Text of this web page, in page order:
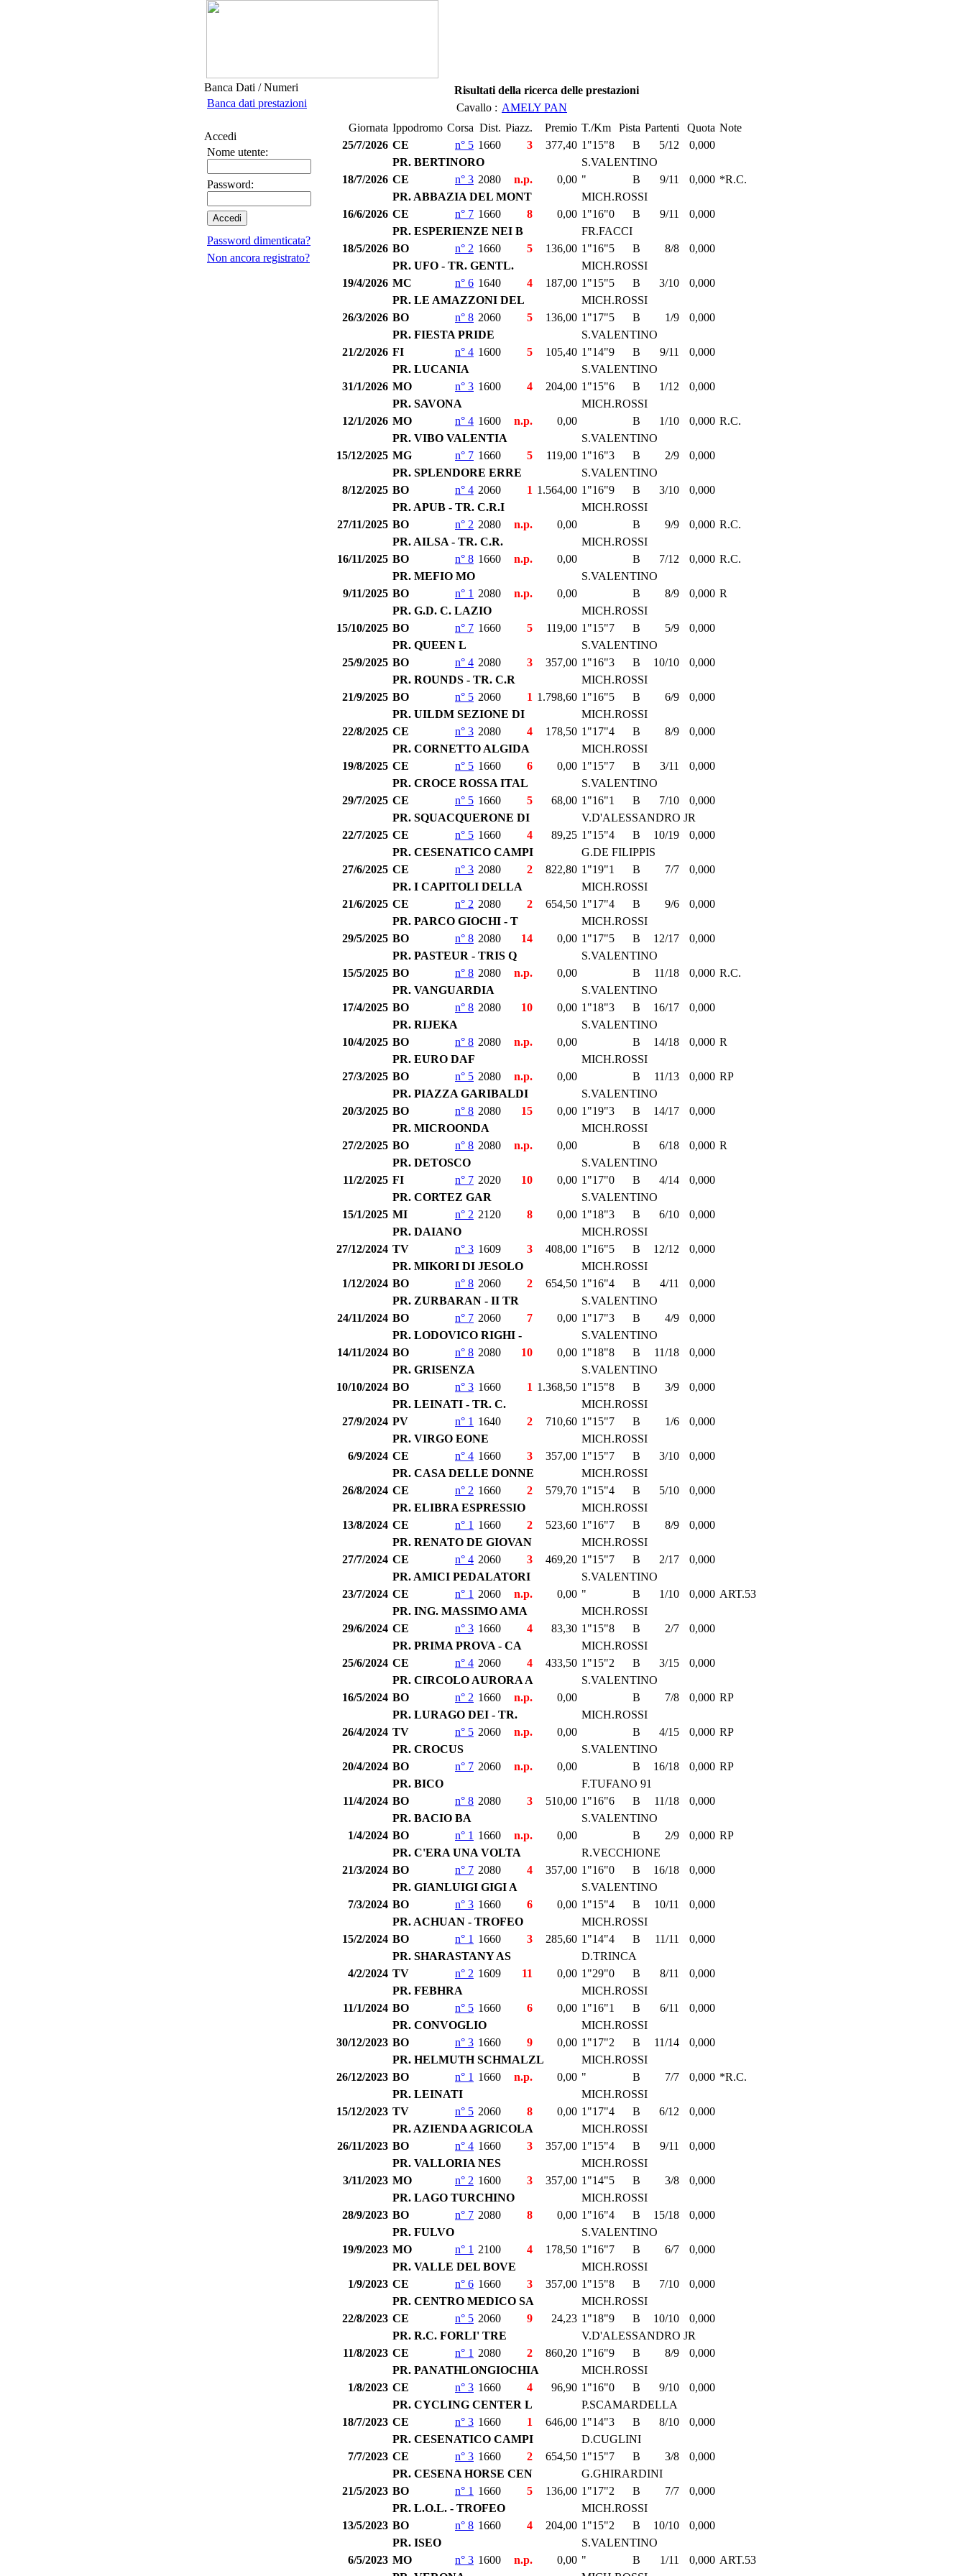
Banca Dati / Numeri
Banca dati prestazioni
Accedi
Nome utente:
Password:
Password dimenticata?
Non ancora registrato?
Risultati della ricerca delle prestazioni
Cavallo : AMELY PAN
Giornata Ippodromo Corsa Dist. Piazz. Premio T./Km Pista Partenti Quota Note
25/7/2026 CE n° 5 1660 3 377,40 1"15"8 B 5/12
0,000
PR. BERTINORO
S.VALENTINO
18/7/2026 CE n° 3 2080 n.p. 0,00 " B 9/11 0,000 *R.C.
PR. ABBAZIA DEL MONT
MICH.ROSSI
16/6/2026 CE n° 7 1660 8 0,00 1"16"0 B 9/11
0,000
PR. ESPERIENZE NEI B
FR.FACCI
18/5/2026 BO n° 2 1660 5 136,00 1"16"5 B 8/8
0,000
PR. UFO - TR. GENTL.
MICH.ROSSI
19/4/2026 MC n° 6 1640 4 187,00 1"15"5 B 3/10
0,000
PR. LE AMAZZONI DEL
MICH.ROSSI
26/3/2026 BO n° 8 2060 5 136,00 1"17"5 B 1/9
0,000
PR. FIESTA PRIDE
S.VALENTINO
21/2/2026 FI n° 4 1600 5 105,40 1"14"9 B 9/11
0,000
PR. LUCANIA
S.VALENTINO
31/1/2026 MO n° 3 1600 4 204,00 1"15"6 B 1/12
0,000
PR. SAVONA
MICH.ROSSI
12/1/2026 MO n° 4 1600 n.p. 0,00 B 1/10 0,000 R.C.
PR. VIBO VALENTIA
S.VALENTINO
15/12/2025 MG n° 7 1660 5 119,00 1"16"3 B 2/9
0,000
PR. SPLENDORE ERRE
S.VALENTINO
8/12/2025 BO n° 4 2060 1 1.564,00 1"16"9 B 3/10
0,000
PR. APUB - TR. C.R.I
MICH.ROSSI
27/11/2025 BO n° 2 2080 n.p. 0,00 B 9/9 0,000 R.C.
PR. AILSA - TR. C.R.
MICH.ROSSI
16/11/2025 BO n° 8 1660 n.p. 0,00 B 7/12 0,000 R.C.
PR. MEFIO MO
S.VALENTINO
9/11/2025 BO n° 1 2080 n.p. 0,00 B 8/9 0,000 R
PR. G.D. C. LAZIO
MICH.ROSSI
15/10/2025 BO n° 7 1660 5 119,00 1"15"7 B 5/9
0,000
PR. QUEEN L
S.VALENTINO
25/9/2025 BO n° 4 2080 3 357,00 1"16"3 B 10/10
0,000
PR. ROUNDS - TR. C.R
MICH.ROSSI
21/9/2025 BO n° 5 2060 1 1.798,60 1"16"5 B 6/9
0,000
PR. UILDM SEZIONE DI
MICH.ROSSI
22/8/2025 CE n° 3 2080 4 178,50 1"17"4 B 8/9
0,000
PR. CORNETTO ALGIDA
MICH.ROSSI
19/8/2025 CE n° 5 1660 6 0,00 1"15"7 B 3/11
0,000
PR. CROCE ROSSA ITAL
S.VALENTINO
29/7/2025 CE n° 5 1660 5 68,00 1"16"1 B 7/10
0,000
PR. SQUACQUERONE DI
V.D'ALESSANDRO JR
22/7/2025 CE n° 5 1660 4 89,25 1"15"4 B 10/19
0,000
PR. CESENATICO CAMPI
G.DE FILIPPIS
27/6/2025 CE n° 3 2080 2 822,80 1"19"1 B 7/7
0,000
PR. I CAPITOLI DELLA
MICH.ROSSI
21/6/2025 CE n° 2 2080 2 654,50 1"17"4 B 9/6
0,000
PR. PARCO GIOCHI - T
MICH.ROSSI
29/5/2025 BO n° 8 2080 14 0,00 1"17"5 B 12/17
0,000
PR. PASTEUR - TRIS Q
S.VALENTINO
15/5/2025 BO n° 8 2080 n.p. 0,00 B 11/18 0,000 R.C.
PR. VANGUARDIA
S.VALENTINO
17/4/2025 BO n° 8 2080 10 0,00 1"18"3 B 16/17
0,000
PR. RIJEKA
S.VALENTINO
10/4/2025 BO n° 8 2080 n.p. 0,00 B 14/18 0,000 R
PR. EURO DAF
MICH.ROSSI
27/3/2025 BO n° 5 2080 n.p. 0,00 B 11/13 0,000 RP
PR. PIAZZA GARIBALDI
S.VALENTINO
20/3/2025 BO n° 8 2080 15 0,00 1"19"3 B 14/17
0,000
PR. MICROONDA
MICH.ROSSI
27/2/2025 BO n° 8 2080 n.p. 0,00 B 6/18 0,000 R
PR. DETOSCO
S.VALENTINO
11/2/2025 FI n° 7 2020 10 0,00 1"17"0 B 4/14
0,000
PR. CORTEZ GAR
S.VALENTINO
15/1/2025 MI n° 2 2120 8 0,00 1"18"3 B 6/10
0,000
PR. DAIANO
MICH.ROSSI
27/12/2024 TV n° 3 1609 3 408,00 1"16"5 B 12/12
0,000
PR. MIKORI DI JESOLO
MICH.ROSSI
1/12/2024 BO n° 8 2060 2 654,50 1"16"4 B 4/11
0,000
PR. ZURBARAN - II TR
S.VALENTINO
24/11/2024 BO n° 7 2060 7 0,00 1"17"3 B 4/9
0,000
PR. LODOVICO RIGHI -
S.VALENTINO
14/11/2024 BO n° 8 2080 10 0,00 1"18"8 B 11/18
0,000
PR. GRISENZA
S.VALENTINO
10/10/2024 BO n° 3 1660 1 1.368,50 1"15"8 B 3/9
0,000
PR. LEINATI - TR. C.
MICH.ROSSI
27/9/2024 PV n° 1 1640 2 710,60 1"15"7 B 1/6
0,000
PR. VIRGO EONE
MICH.ROSSI
6/9/2024 CE n° 4 1660 3 357,00 1"15"7 B 3/10
0,000
PR. CASA DELLE DONNE
MICH.ROSSI
26/8/2024 CE n° 2 1660 2 579,70 1"15"4 B 5/10
0,000
PR. ELIBRA ESPRESSIO
MICH.ROSSI
13/8/2024 CE n° 1 1660 2 523,60 1"16"7 B 8/9
0,000
PR. RENATO DE GIOVAN
MICH.ROSSI
27/7/2024 CE n° 4 2060 3 469,20 1"15"7 B 2/17
0,000
PR. AMICI PEDALATORI
S.VALENTINO
23/7/2024 CE n° 1 2060 n.p. 0,00 " B 1/10 0,000 ART.53
PR. ING. MASSIMO AMA
MICH.ROSSI
29/6/2024 CE n° 3 1660 4 83,30 1"15"8 B 2/7
0,000
PR. PRIMA PROVA - CA
MICH.ROSSI
25/6/2024 CE n° 4 2060 4 433,50 1"15"2 B 3/15
0,000
PR. CIRCOLO AURORA A
S.VALENTINO
16/5/2024 BO n° 2 1660 n.p. 0,00 B 7/8 0,000 RP
PR. LURAGO DEI - TR.
MICH.ROSSI
26/4/2024 TV n° 5 2060 n.p. 0,00 B 4/15 0,000 RP
PR. CROCUS
S.VALENTINO
20/4/2024 BO n° 7 2060 n.p. 0,00 B 16/18 0,000 RP
PR. BICO
F.TUFANO 91
11/4/2024 BO n° 8 2080 3 510,00 1"16"6 B 11/18
0,000
PR. BACIO BA
S.VALENTINO
1/4/2024 BO n° 1 1660 n.p. 0,00 B 2/9 0,000 RP
PR. C'ERA UNA VOLTA
R.VECCHIONE
21/3/2024 BO n° 7 2080 4 357,00 1"16"0 B 16/18
0,000
PR. GIANLUIGI GIGI A
S.VALENTINO
7/3/2024 BO n° 3 1660 6 0,00 1"15"4 B 10/11
0,000
PR. ACHUAN - TROFEO
MICH.ROSSI
15/2/2024 BO n° 1 1660 3 285,60 1"14"4 B 11/11
0,000
PR. SHARASTANY AS
D.TRINCA
4/2/2024 TV n° 2 1609 11 0,00 1"29"0 B 8/11
0,000
PR. FEBHRA
MICH.ROSSI
11/1/2024 BO n° 5 1660 6 0,00 1"16"1 B 6/11
0,000
PR. CONVOGLIO
MICH.ROSSI
30/12/2023 BO n° 3 1660 9 0,00 1"17"2 B 11/14
0,000
PR. HELMUTH SCHMALZL
MICH.ROSSI
26/12/2023 BO n° 1 1660 n.p. 0,00 " B 7/7 0,000 *R.C.
PR. LEINATI
MICH.ROSSI
15/12/2023 TV n° 5 2060 8 0,00 1"17"4 B 6/12
0,000
PR. AZIENDA AGRICOLA
MICH.ROSSI
26/11/2023 BO n° 4 1660 3 357,00 1"15"4 B 9/11
0,000
PR. VALLORIA NES
MICH.ROSSI
3/11/2023 MO n° 2 1600 3 357,00 1"14"5 B 3/8
0,000
PR. LAGO TURCHINO
MICH.ROSSI
28/9/2023 BO n° 7 2080 8 0,00 1"16"4 B 15/18
0,000
PR. FULVO
S.VALENTINO
19/9/2023 MO n° 1 2100 4 178,50 1"16"7 B 6/7
0,000
PR. VALLE DEL BOVE
MICH.ROSSI
1/9/2023 CE n° 6 1660 3 357,00 1"15"8 B 7/10
0,000
PR. CENTRO MEDICO SA
MICH.ROSSI
22/8/2023 CE n° 5 2060 9 24,23 1"18"9 B 10/10
0,000
PR. R.C. FORLI' TRE
V.D'ALESSANDRO JR
11/8/2023 CE n° 1 2080 2 860,20 1"16"9 B 8/9
0,000
PR. PANATHLONGIOCHIA
MICH.ROSSI
1/8/2023 CE n° 3 1660 4 96,90 1"16"0 B 9/10
0,000
PR. CYCLING CENTER L
P.SCAMARDELLA
18/7/2023 CE n° 3 1660 1 646,00 1"14"3 B 8/10
0,000
PR. CESENATICO CAMPI
D.CUGLINI
7/7/2023 CE n° 3 1660 2 654,50 1"15"7 B 3/8
0,000
PR. CESENA HORSE CEN
G.GHIRARDINI
21/5/2023 BO n° 1 1660 5 136,00 1"17"2 B 7/7
0,000
PR. L.O.L. - TROFEO
MICH.ROSSI
13/5/2023 BO n° 8 1660 4 204,00 1"15"2 B 10/10
0,000
PR. ISEO
S.VALENTINO
6/5/2023 MO n° 3 1600 n.p. 0,00 " B 1/11 0,000 ART.53